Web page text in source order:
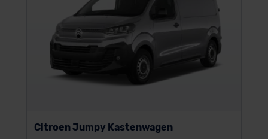
Citroen Jumpy Kastenwagen